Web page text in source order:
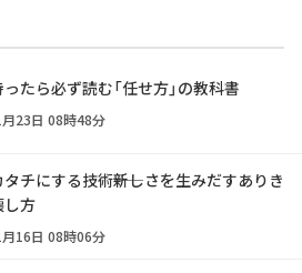
たら必ず読む「任せ方」の教科書
23日 08時48分
チにする技術――新しさを生みだすありき
し方
16日 08時06分